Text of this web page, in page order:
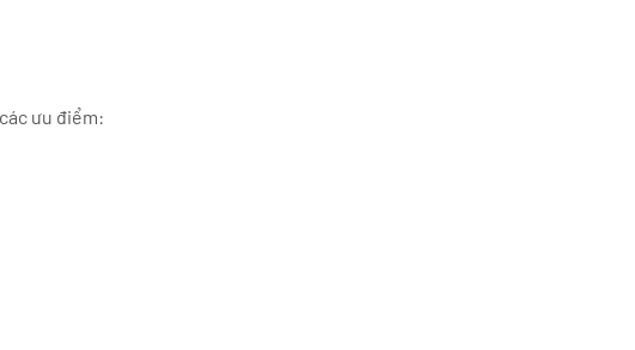
ưu điểm: